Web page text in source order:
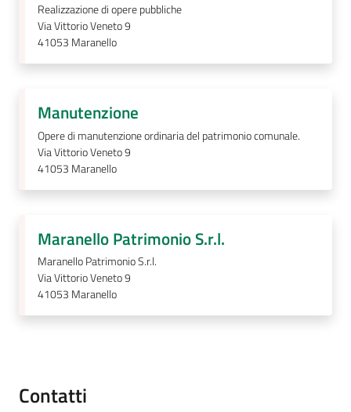
Realizzazione di opere pubbliche
Via Vittorio Veneto 9
41053 Maranello
Manutenzione
Opere di manutenzione ordinaria del patrimonio comunale.
Via Vittorio Veneto 9
41053 Maranello
Maranello Patrimonio S.r.l.
Maranello Patrimonio S.r.l.
Via Vittorio Veneto 9
41053 Maranello
Contatti